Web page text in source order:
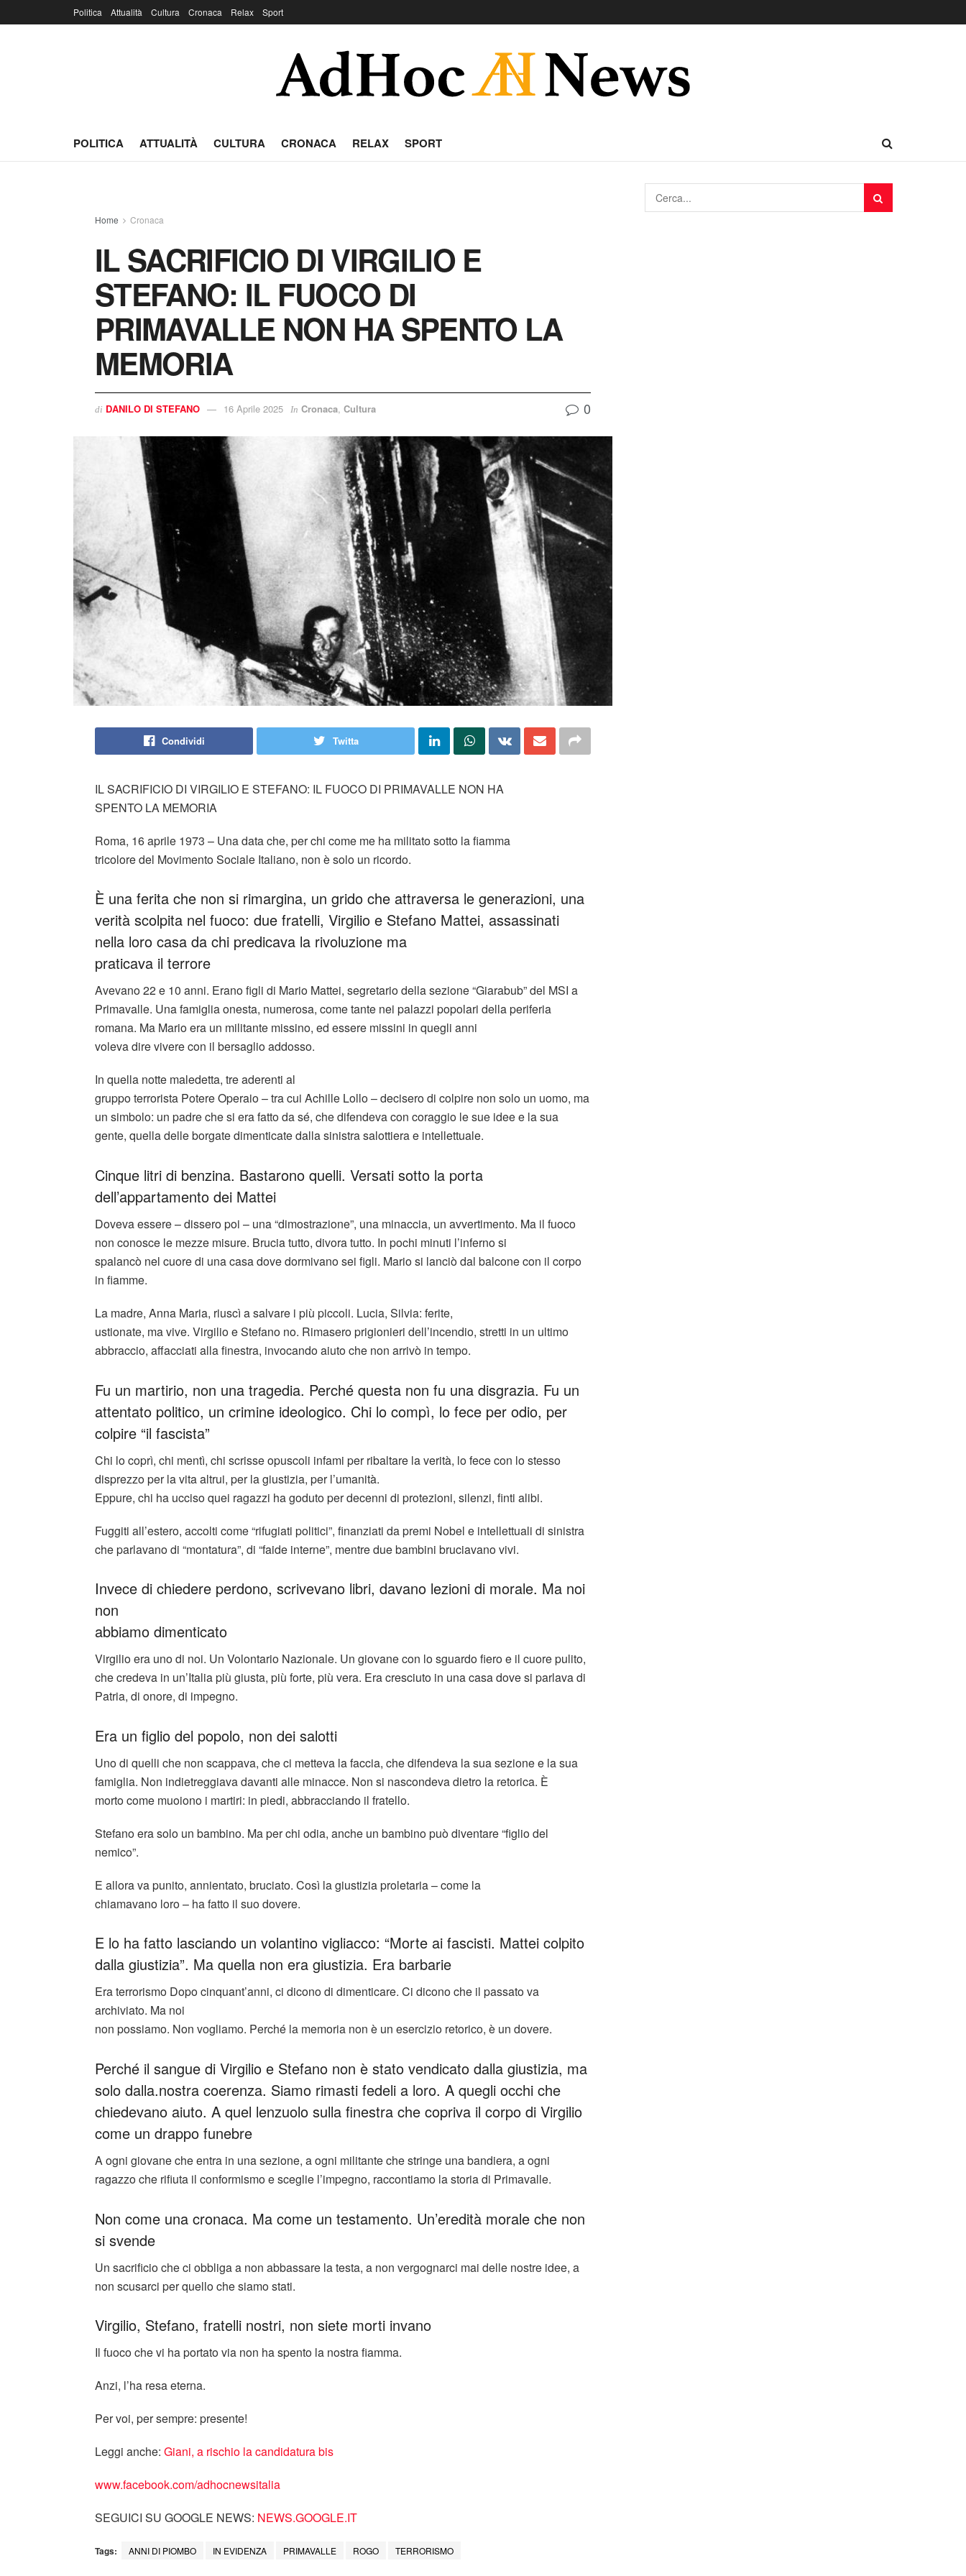
Politica Attualità Cultura Cronaca Relax Sport
POLITICA ATTUALITÀ CULTURA CRONACA RELAX SPORT
Home Cronaca
IL SACRIFICIO DI VIRGILIO E
STEFANO: IL FUOCO DI
PRIMAVALLE NON HA SPENTO LA
MEMORIA
di DANILO DI STEFANO 16 Aprile 2025 In Cronaca, Cultura 0
Condividi Twitta
IL SACRIFICIO DI VIRGILIO E STEFANO: IL FUOCO DI PRIMAVALLE NON HA
SPENTO LA MEMORIA
Roma, 16 aprile 1973 – Una data che, per chi come me ha militato sotto la fiamma
tricolore del Movimento Sociale Italiano, non è solo un ricordo.
È una ferita che non si rimargina, un grido che attraversa le generazioni, una
verità scolpita nel fuoco: due fratelli, Virgilio e Stefano Mattei, assassinati
nella loro casa da chi predicava la rivoluzione ma
praticava il terrore
Avevano 22 e 10 anni. Erano figli di Mario Mattei, segretario della sezione “Giarabub” del MSI a
Primavalle. Una famiglia onesta, numerosa, come tante nei palazzi popolari della periferia
romana. Ma Mario era un militante missino, ed essere missini in quegli anni
voleva dire vivere con il bersaglio addosso.
In quella notte maledetta, tre aderenti al
gruppo terrorista Potere Operaio – tra cui Achille Lollo – decisero di colpire non solo un uomo, ma
un simbolo: un padre che si era fatto da sé, che difendeva con coraggio le sue idee e la sua
gente, quella delle borgate dimenticate dalla sinistra salottiera e intellettuale.
Cinque litri di benzina. Bastarono quelli. Versati sotto la porta
dell’appartamento dei Mattei
Doveva essere – dissero poi – una “dimostrazione”, una minaccia, un avvertimento. Ma il fuoco
non conosce le mezze misure. Brucia tutto, divora tutto. In pochi minuti l’inferno si
spalancò nel cuore di una casa dove dormivano sei figli. Mario si lanciò dal balcone con il corpo
in fiamme.
La madre, Anna Maria, riuscì a salvare i più piccoli. Lucia, Silvia: ferite,
ustionate, ma vive. Virgilio e Stefano no. Rimasero prigionieri dell’incendio, stretti in un ultimo
abbraccio, affacciati alla finestra, invocando aiuto che non arrivò in tempo.
Fu un martirio, non una tragedia. Perché questa non fu una disgrazia. Fu un
attentato politico, un crimine ideologico. Chi lo compì, lo fece per odio, per
colpire “il fascista”
Chi lo coprì, chi mentì, chi scrisse opuscoli infami per ribaltare la verità, lo fece con lo stesso
disprezzo per la vita altrui, per la giustizia, per l’umanità.
Eppure, chi ha ucciso quei ragazzi ha goduto per decenni di protezioni, silenzi, finti alibi.
Fuggiti all’estero, accolti come “rifugiati politici”, finanziati da premi Nobel e intellettuali di sinistra
che parlavano di “montatura”, di “faide interne”, mentre due bambini bruciavano vivi.
Invece di chiedere perdono, scrivevano libri, davano lezioni di morale. Ma noi
non
abbiamo dimenticato
Virgilio era uno di noi. Un Volontario Nazionale. Un giovane con lo sguardo fiero e il cuore pulito,
che credeva in un’Italia più giusta, più forte, più vera. Era cresciuto in una casa dove si parlava di
Patria, di onore, di impegno.
Era un figlio del popolo, non dei salotti
Uno di quelli che non scappava, che ci metteva la faccia, che difendeva la sua sezione e la sua
famiglia. Non indietreggiava davanti alle minacce. Non si nascondeva dietro la retorica. È
morto come muoiono i martiri: in piedi, abbracciando il fratello.
Stefano era solo un bambino. Ma per chi odia, anche un bambino può diventare “figlio del
nemico”.
E allora va punito, annientato, bruciato. Così la giustizia proletaria – come la
chiamavano loro – ha fatto il suo dovere.
E lo ha fatto lasciando un volantino vigliacco: “Morte ai fascisti. Mattei colpito
dalla giustizia”. Ma quella non era giustizia. Era barbarie
Era terrorismo Dopo cinquant’anni, ci dicono di dimenticare. Ci dicono che il passato va
archiviato. Ma noi
non possiamo. Non vogliamo. Perché la memoria non è un esercizio retorico, è un dovere.
Perché il sangue di Virgilio e Stefano non è stato vendicato dalla giustizia, ma
solo dalla.nostra coerenza. Siamo rimasti fedeli a loro. A quegli occhi che
chiedevano aiuto. A quel lenzuolo sulla finestra che copriva il corpo di Virgilio
come un drappo funebre
A ogni giovane che entra in una sezione, a ogni militante che stringe una bandiera, a ogni
ragazzo che rifiuta il conformismo e sceglie l’impegno, raccontiamo la storia di Primavalle.
Non come una cronaca. Ma come un testamento. Un’eredità morale che non
si svende
Un sacrificio che ci obbliga a non abbassare la testa, a non vergognarci mai delle nostre idee, a
non scusarci per quello che siamo stati.
Virgilio, Stefano, fratelli nostri, non siete morti invano
Il fuoco che vi ha portato via non ha spento la nostra fiamma.
Anzi, l’ha resa eterna.
Per voi, per sempre: presente!
Leggi anche: Giani, a rischio la candidatura bis
www.facebook.com/adhocnewsitalia
SEGUICI SU GOOGLE NEWS: NEWS.GOOGLE.IT
Tags: ANNI DI PIOMBO IN EVIDENZA PRIMAVALLE ROGO TERRORISMO